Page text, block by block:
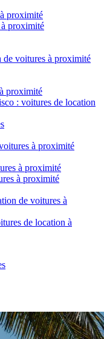
proximité
proximité
voitures à proximité
proximité
: voitures de location
à proximité
à proximité
à proximité
de voitures à
de location à